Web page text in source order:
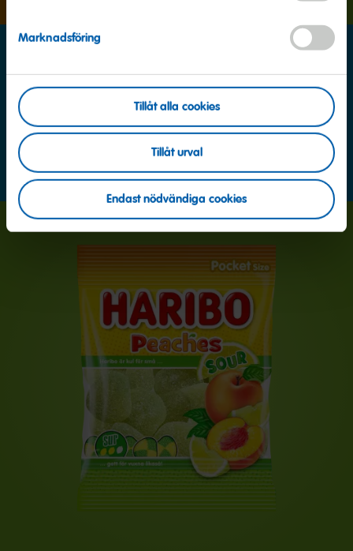
Marknadsföring
Tillåt alla cookies
Tillåt urval
Endast nödvändiga cookies